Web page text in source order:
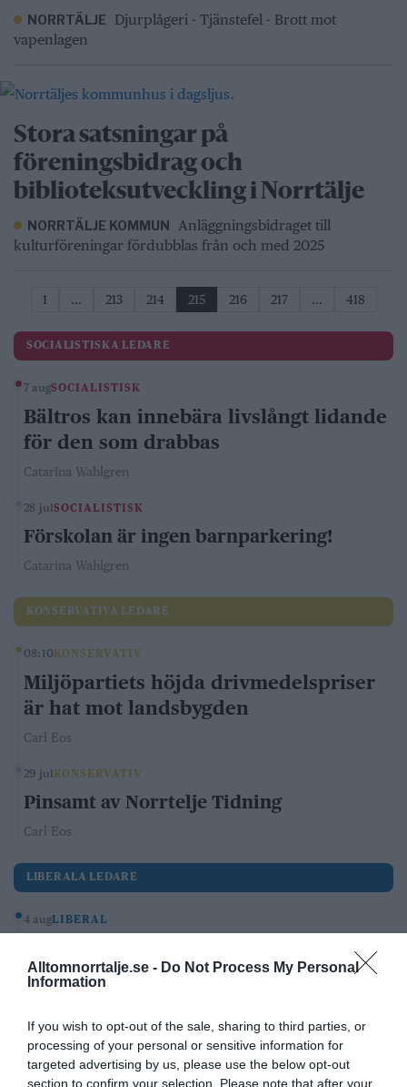
Alltomnorrtalje.se - Do Not Process My Personal
Information
If you wish to opt-out of the sale, sharing to third parties, or
processing of your personal or sensitive information for
targeted advertising by us, please use the below opt-out
section to confirm your selection. Please note that after your
NORRTÄLJE Djurplågeri - Tjänstefel - Brott mot
vapenlagen
Stora satsningar på
föreningsbidrag och
biblioteksutveckling i Norrtälje
NORRTÄLJE KOMMUN Anläggningsbidraget till
kulturföreningar fördubblas från och med 2025
1 … 213 214 215 216 217 … 418
SOCIALISTISKA LEDARE
7 augSOCIALISTISK
Bältros kan innebära livslångt lidande
för den som drabbas
Catarina Wahlgren
28 julSOCIALISTISK
Förskolan är ingen barnparkering!
Catarina Wahlgren
KONSERVATIVA LEDARE
08:10 KONSERVATIV
Miljöpartiets höjda drivmedelspriser
är hat mot landsbygden
Carl Eos
29 jul KONSERVATIV
Pinsamt av Norrtelje Tidning
Carl Eos
LIBERALA LEDARE
4 augLIBERAL
klarar grundskolan
LIBERAL
Dags att ge Rimbo mer makt?